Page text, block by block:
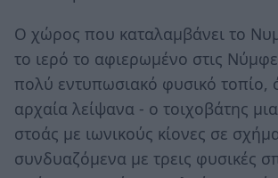
Ο χώρος που καταλαμβάνει το
το ιερό το αφιερωμένο στις
πολύ εντυπωσιακό φυσικό τοπίο,
αρχαία λείψανα - ο τοιχοβάτης
στοάς με ιωνικούς κίονες σε
συνδυαζόμενα με τρεις φυσικές